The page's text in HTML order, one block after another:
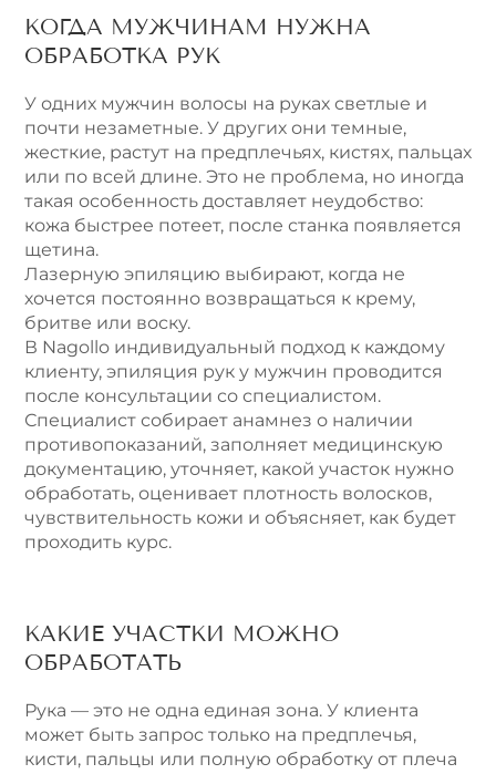
КОГДА МУЖЧИНАМ НУЖНА
ОБРАБОТКА РУК
У одних мужчин волосы на руках светлые и
почти незаметные. У других они темные,
жесткие, растут на предплечьях, кистях, пальцах
или по всей длине. Это не проблема, но иногда
такая особенность доставляет неудобство:
кожа быстрее потеет, после станка появляется
щетина.
Лазерную эпиляцию выбирают, когда не
хочется постоянно возвращаться к крему,
бритве или воску.
В Nagollo индивидуальный подход к каждому
клиенту, эпиляция рук у мужчин проводится
после консультации со специалистом.
Специалист собирает анамнез о наличии
противопоказаний, заполняет медицинскую
документацию, уточняет, какой участок нужно
обработать, оценивает плотность волосков,
чувствительность кожи и объясняет, как будет
проходить курс.
КАКИЕ УЧАСТКИ МОЖНО
ОБРАБОТАТЬ
Рука — это не одна единая зона. У клиента
может быть запрос только на предплечья,
кисти, пальцы или полную обработку от плеча